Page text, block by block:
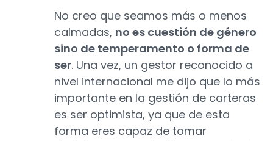
No creo que seamos más o menos
calmadas, no es cuestión de género
sino de temperamento o forma de
ser. Una vez, un gestor reconocido a
nivel internacional me dijo que lo más
importante en la gestión de carteras
es ser optimista, ya que de esta
forma eres capaz de tomar